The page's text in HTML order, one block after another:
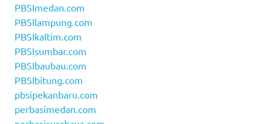
PBSImedan.com
PBSIlampung.com
PBSIkaltim.com
PBSIsumbar.com
PBSIbaubau.com
PBSIbitung.com
pbsipekanbaru.com
perbasimedan.com